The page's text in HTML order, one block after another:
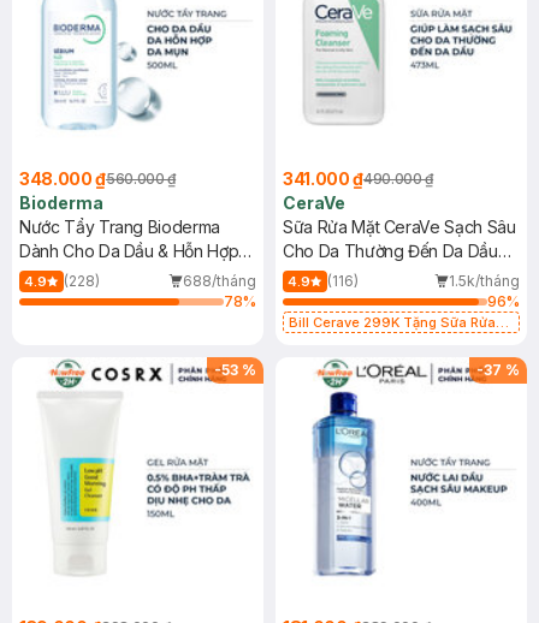
348.000 ₫560.000 ₫
Bioderma
Nước Tẩy Trang Bioderma
Dành Cho Da Dầu & Hỗn Hợp
500ml
4.9 (228)
688/tháng
78%
341.000 ₫490.000 ₫
CeraVe
Sữa Rửa Mặt CeraVe Sạch Sâu
Cho Da Thường Đến Da Dầu
473ml
4.9 (116)
1.5k/tháng
96%
Bill Cerave 299K Tặng Sữa Rửa
-53 % -37 %